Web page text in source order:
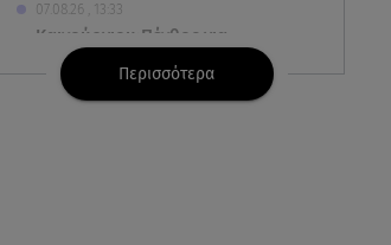
07.08.26 , 13:33
Καινούργιου:Πένθος για
συνεργάτιδά της «Θα μου
λείπεις πάντα και για πάντα»
Περισσότερα